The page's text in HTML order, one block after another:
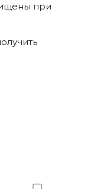
при